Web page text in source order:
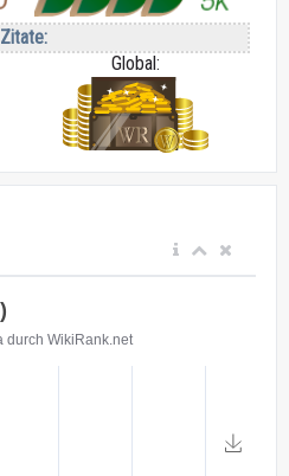
Zitate:
Global: